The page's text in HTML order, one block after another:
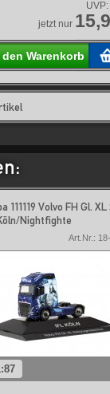
UVP:
jetzt nur
den Warenkorb
111119 Volvo FH Gl.
Nightfighte
Art.Nr.: